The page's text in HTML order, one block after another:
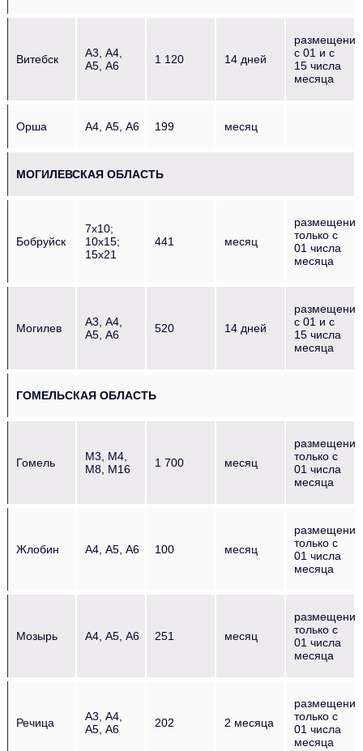
Витебск
А3, А4,
А5, А6
1 120 14 дней
размещение
с 01 и с
15 числа
месяца
Орша А4, А5, А6 199 месяц
МОГИЛЕВСКАЯ ОБЛАСТЬ
Бобруйск
7х10;
10х15;
15х21
441 месяц
размещение
только с
01 числа
месяца
Могилев
А3, А4,
А5, А6
520 14 дней
размещение
с 01 и с
15 числа
месяца
ГОМЕЛЬСКАЯ ОБЛАСТЬ
Гомель
М3, М4,
М8, М16
1 700 месяц
размещение
только с
01 числа
месяца
Жлобин А4, А5, А6 100 месяц
размещение
только с
01 числа
месяца
Мозырь А4, А5, А6 251 месяц
размещение
только с
01 числа
месяца
Речица
А3, А4,
А5, А6
202 2 месяца
размещение
только с
01 числа
месяца